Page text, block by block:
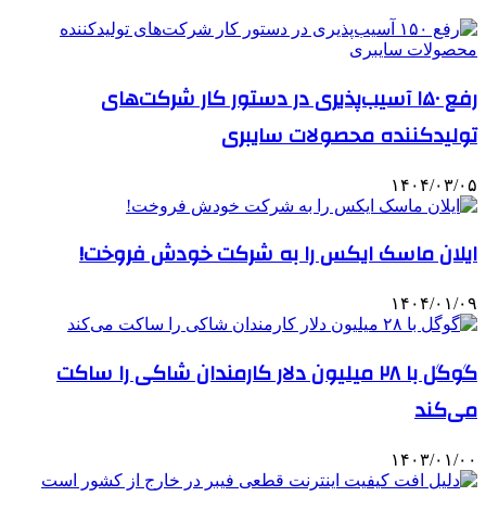
رفع ۱۵۰ آسیب‌پذیری در دستور کار شرکت‌های
تولیدکننده محصولات سایبری
۱۴۰۴/۰۳/۰۵
ایلان ماسک ایکس را به شرکت خودش فروخت!
۱۴۰۴/۰۱/۰۹
گوگل با ۲۸ میلیون دلار کارمندان شاکی را ساکت
می‌کند
۱۴۰۳/۰۱/۰۰